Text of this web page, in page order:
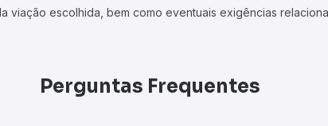
viação escolhida, bem como eventuais exigências
Perguntas Frequentes